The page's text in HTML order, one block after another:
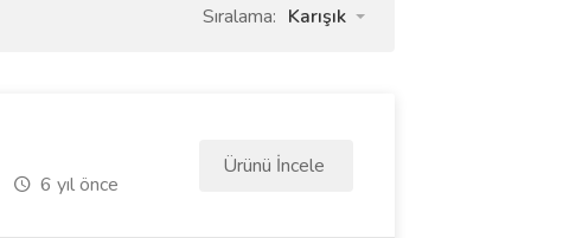
Sıralama: Karışık
6 yıl önce
Ürünü İncele